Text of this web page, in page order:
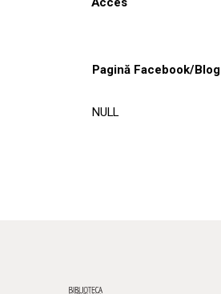
Pagină Facebook/Blog
NULL